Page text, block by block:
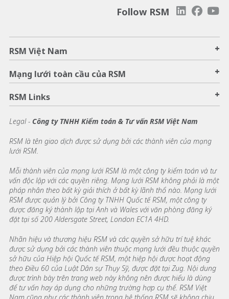
Follow RSM
RSM Việt Nam +
Mạng lưới toàn cầu của RSM +
RSM Links +
Legal - Công ty TNHH Kiểm toán & Tư vấn RSM Việt Nam
RSM là tên giao dịch được sử dụng bởi các thành viên của mạng
lưới RSM.
Mỗi thành viên của mạng lưới RSM là một công ty kiểm toán và tư
vấn độc lập với các quyền riêng. Mạng lưới RSM không phải là một
pháp nhân theo bất kỳ giải thích ở bất kỳ lãnh thổ nào. Mạng lưới
RSM được quản lý bởi Công ty TNHH Quốc tế RSM, một công ty
được đăng ký thành lập tại Anh và Wales với văn phòng đăng ký
đặt tại số 200 Aldersgate Street, London EC1A 4HD.
Nhãn hiệu và thương hiệu RSM và các quyền sở hữu trí tuệ khác
được sử dụng bởi các thành viên thuộc mạng lưới đều thuộc quyền
sở hữu của Hiệp hội Quốc tế RSM, một hiệp hội được hoạt động
theo Điều 60 của Luật Dân sự Thụy Sỹ, được đặt tại Zug. Nội dung
được trình bày trên trang web này không nên được hiểu là dùng
để tư vấn hay áp dụng cho những trường hợp cụ thể. RSM Việt